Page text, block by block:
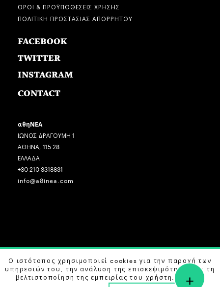
ΟΡΟΙ & ΠΡΟΫΠΟΘΕΣΕΙΣ ΧΡΗΣΗΣ
ΠΟΛΙΤΙΚΗ ΠΡΟΣΤΑΣΙΑΣ ΑΠΟΡΡΗΤΟΥ
FACEBOOK
TWITTER
INSTAGRAM
CONTACT
αθηΝΕΑ
ΙΩΝΟΣ ΔΡΑΓΟΥΜΗ 1
ΑΘΗΝΑ, 115 28
ΕΛΛΑΔΑ
+30 210 3318831
info@a8inea.com
COPYRIGHT © 2026 αθηΝΕΑ, ALL RIGHTS RESERVED.
DESIGN BY G DESIGN STUDIO. DEVELOPED BYB LABS
Ο ιστότοπος χρησιμοποιεί cookies για την παροχή των
υπηρεσιών του, την ανάλυση της επισκεψιμότητας και τη
βελτιστοποίηση της εμπειρίας του χρήστη. Μάθετε
+